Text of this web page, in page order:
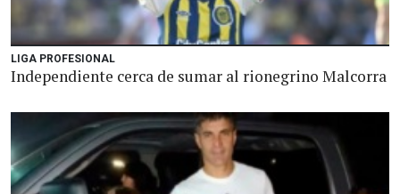
LIGA PROFESIONAL
Independiente cerca de sumar al rionegrino Malcorra